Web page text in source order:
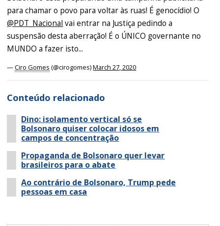
para chamar o povo para voltar às ruas! É genocídio! O
@PDT_Nacional vai entrar na Justiça pedindo a
suspensão desta aberração! É o ÚNICO governante no
MUNDO a fazer isto...
—Ciro Gomes (@cirogomes)March 27, 2020
Conteúdo relacionado
Dino: isolamento vertical só se
Bolsonaro quiser colocar idosos em
campos de concentração
Propaganda de Bolsonaro quer levar
brasileiros para o abate
Ao contrário de Bolsonaro, Trump pede
pessoas em casa